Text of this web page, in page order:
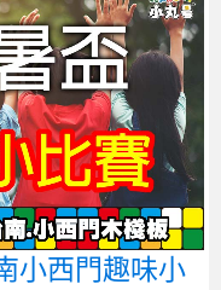
小西門趣味小